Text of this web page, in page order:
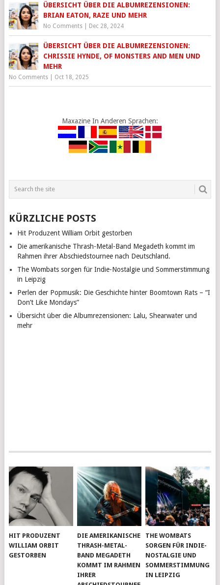
ÜBERSICHT ÜBER DIE ALBUMREZENSIONEN:
BRIAN EATON, RAZE UND MEHR
No Comments| Dec 28, 2024
ÜBERSICHT ÜBER DIE ALBUMREZENSIONEN:
CHRISSIE HYNDE, OF MONSTERS AND MEN UND
MEHR
No Comments| Oct 18, 2025
Maxazine In Anderen Sprachen:
KÜRZLICHE POSTS
Hit Produzent William Orbit gestorben
Die amerikanische Thrash-Metal-Band Megadeth kommt im
Rahmen ihrer Abschiedstournee nach Deutschland.
The Wombats sorgen für Indie-Nostalgie und Sommerstimmung
in Leipzig
Perlen der Popmusik: Die Geschichte hinter Boomtown Rats – “I
Don’t Like Mondays”
Übersicht über die Albumrezensionen: Lalu, Shearwater und
mehr
HIT PRODUZENT
WILLIAM ORBIT
GESTORBEN
DIE AMERIKANISCHE
THRASH-METAL-
BAND MEGADETH
KOMMT IM RAHMEN
IHRER
THE WOMBATS
SORGEN FÜR INDIE-
NOSTALGIE UND
SOMMERSTIMMUNG
IN LEIPZIG